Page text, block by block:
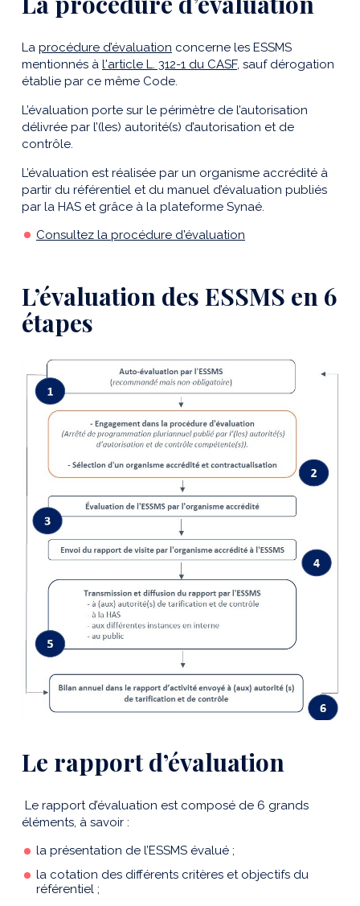
La procédure d’évaluation concerne les ESSMS
mentionnés à l'article L. 312-1 du CASF, sauf dérogation
établie par ce même Code.
L’évaluation porte sur le périmètre de l’autorisation
délivrée par l’(les) autorité(s) d’autorisation et de
contrôle.
L’évaluation est réalisée par un organisme accrédité à
partir du référentiel et du manuel d’évaluation publiés
par la HAS et grâce à la plateforme Synaé.
Consultez la procédure d'évaluation
L’évaluation des ESSMS en 6
étapes
Le rapport d’évaluation
Le rapport d’évaluation est composé de 6 grands
éléments, à savoir :
la présentation de l’ESSMS évalué ;
la cotation des différents critères et objectifs du
référentiel ;